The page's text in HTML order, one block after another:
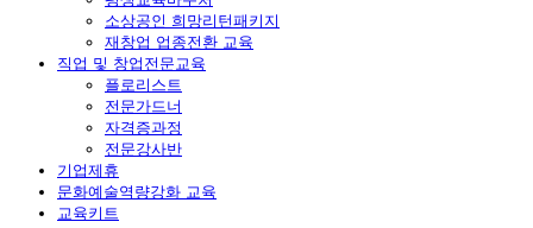
소상공인 희망리턴패키지
재창업 업종전환 교육
직업 및 창업전문교육
플로리스트
전문가드너
자격증과정
전문강사반
기업제휴
문화예술역량강화 교육
교육키트